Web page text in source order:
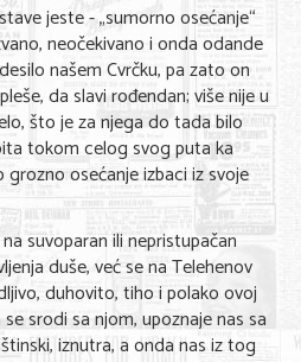
jeste - „sumorno osećanje“
neočekivano i onda odande
našem Cvrčku, pa zato on
da slavi rođendan; više nije u
što je za njega do tada bilo
tokom celog svog puta ka
osećanje izbaci iz svoje
suvoparan ili nepristupačan
duše, već se na Telehenov
duhovito, tiho i polako ovoj
srodi sa njom, upoznaje nas sa
iznutra, a onda nas iz tog